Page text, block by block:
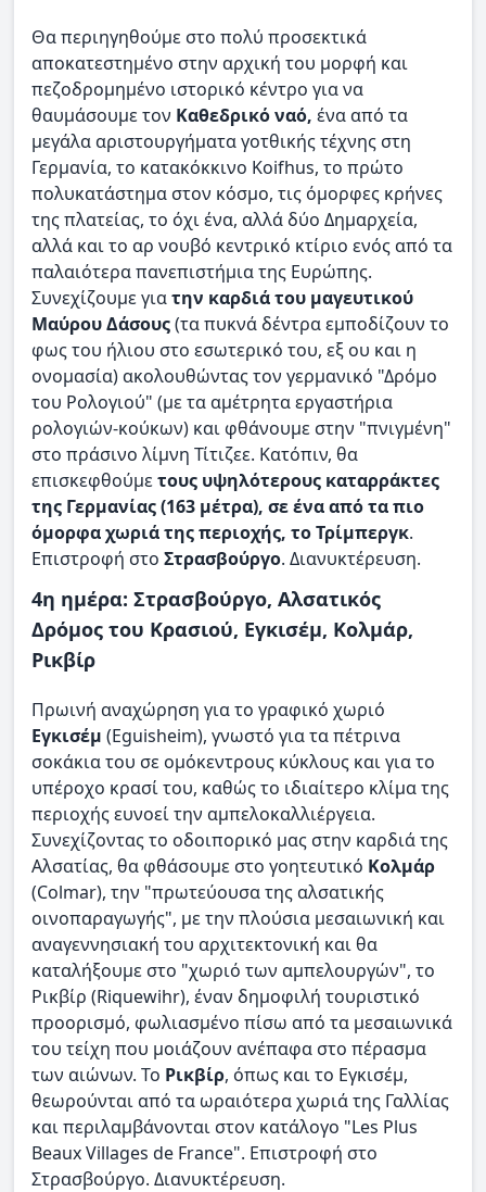
Θα περιηγηθούμε στο πολύ προσεκτικά
αποκατεστημένο στην αρχική του μορφή και
πεζοδρομημένο ιστορικό κέντρο για να
θαυμάσουμε τον Καθεδρικό ναό, ένα από τα
μεγάλα αριστουργήματα γοτθικής τέχνης στη
Γερμανία, το κατακόκκινο Koifhus, το πρώτο
πολυκατάστημα στον κόσμο, τις όμορφες κρήνες
της πλατείας, το όχι ένα, αλλά δύο Δημαρχεία,
αλλά και το αρ νουβό κεντρικό κτίριο ενός από τα
παλαιότερα πανεπιστήμια της Ευρώπης.
Συνεχίζουμε γιατην καρδιά του μαγευτικού
Μαύρου Δάσους(τα πυκνά δέντρα εμποδίζουν το
φως του ήλιου στο εσωτερικό του, εξ ου και η
ονομασία) ακολουθώντας τον γερμανικό "Δρόμο
του Ρολογιού" (με τα αμέτρητα εργαστήρια
ρολογιών-κούκων) και φθάνουμε στην "πνιγμένη"
στο πράσινο λίμνη Τίτιζεε. Κατόπιν, θα
επισκεφθούμετους υψηλότερους καταρράκτες
της Γερμανίας (163 μέτρα), σε ένα από τα πιο
όμορφα χωριά της περιοχής, το Τρίμπεργκ.
Επιστροφή στο Στρασβούργο. Διανυκτέρευση.
4η ημέρα: Στρασβούργο, Αλσατικός
Δρόμος του Κρασιού, Εγκισέμ, Κολμάρ,
Ρικβίρ
Πρωινή αναχώρηση για το γραφικό χωριό
Εγκισέμ (Eguisheim), γνωστό για τα πέτρινα
σοκάκια του σε ομόκεντρους κύκλους και για το
υπέροχο κρασί του, καθώς το ιδιαίτερο κλίμα της
περιοχής ευνοεί την αμπελοκαλλιέργεια.
Συνεχίζοντας το οδοιπορικό μας στην καρδιά της
Αλσατίας, θα φθάσουμε στο γοητευτικό Κολμάρ
(Colmar), την "πρωτεύουσα της αλσατικής
οινοπαραγωγής", με την πλούσια μεσαιωνική και
αναγεννησιακή του αρχιτεκτονική και θα
καταλήξουμε στο "χωριό των αμπελουργών", το
Ρικβίρ (Riquewihr), έναν δημοφιλή τουριστικό
προορισμό, φωλιασμένο πίσω από τα μεσαιωνικά
του τείχη που μοιάζουν ανέπαφα στο πέρασμα
των αιώνων. Το Ρικβίρ, όπως και το Εγκισέμ,
θεωρούνται από τα ωραιότερα χωριά της Γαλλίας
και περιλαμβάνονται στον κατάλογο "Les Plus
Beaux Villages de France". Επιστροφή στο
Στρασβούργο. Διανυκτέρευση.